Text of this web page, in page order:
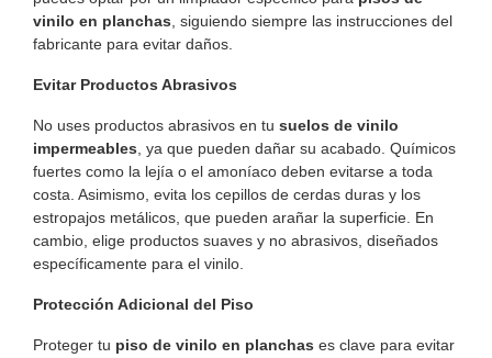
vinilo en planchas , siguiendo siempre las instrucciones del
fabricante para evitar daños.
Evitar Productos Abrasivos
No uses productos abrasivos en tusuelos de vinilo
impermeables , ya que pueden dañar su acabado. Químicos
fuertes como la lejía o el amoníaco deben evitarse a toda
costa. Asimismo, evita los cepillos de cerdas duras y los
estropajos metálicos, que pueden arañar la superficie. En
cambio, elige productos suaves y no abrasivos, diseñados
específicamente para el vinilo.
Protección Adicional del Piso
Proteger tu piso de vinilo en planchas es clave para evitar